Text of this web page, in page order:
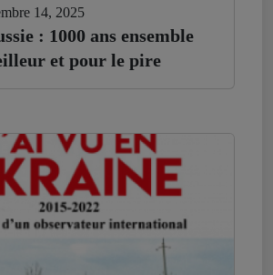
14, 2025
: 1000 ans ensemble
et pour le pire